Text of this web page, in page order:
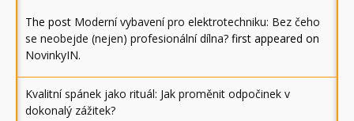
The post Moderní vybavení pro elektrotechniku: Bez čeho
se neobejde (nejen) profesionální dílna? first appeared on
NovinkyIN.
Kvalitní spánek jako rituál: Jak proměnit odpočinek v
dokonalý zážitek?